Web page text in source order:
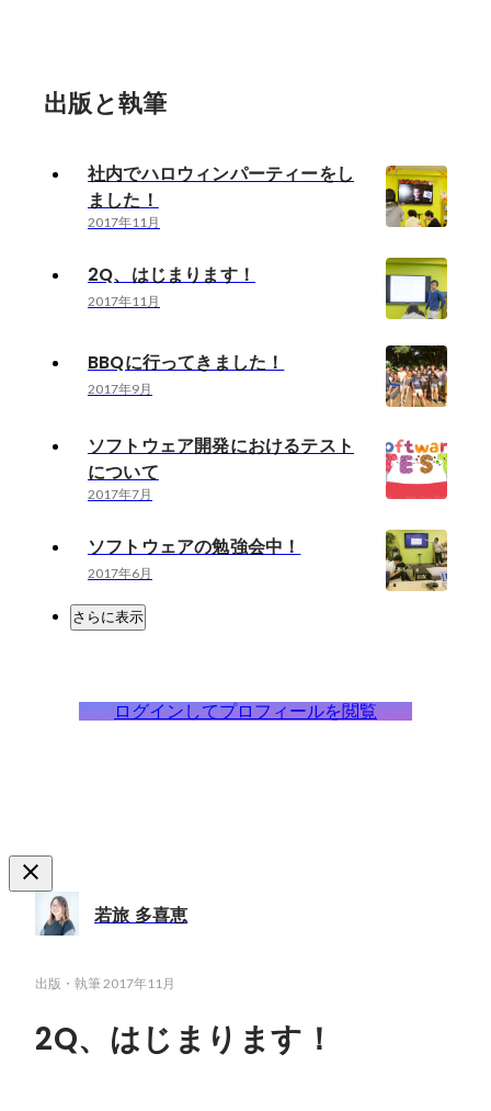
出版と執筆
社内でハロウィンパーティーをし
ました！
2017年11月
2Q、はじまります！
2017年11月
BBQに行ってきました！
2017年9月
ソフトウェア開発におけるテスト
について
2017年7月
ソフトウェアの勉強会中！
2017年6月
さらに表示
ログインしてプロフィールを閲覧
若旅 多喜恵
出版・執筆2017年11月
2Q、はじまります！